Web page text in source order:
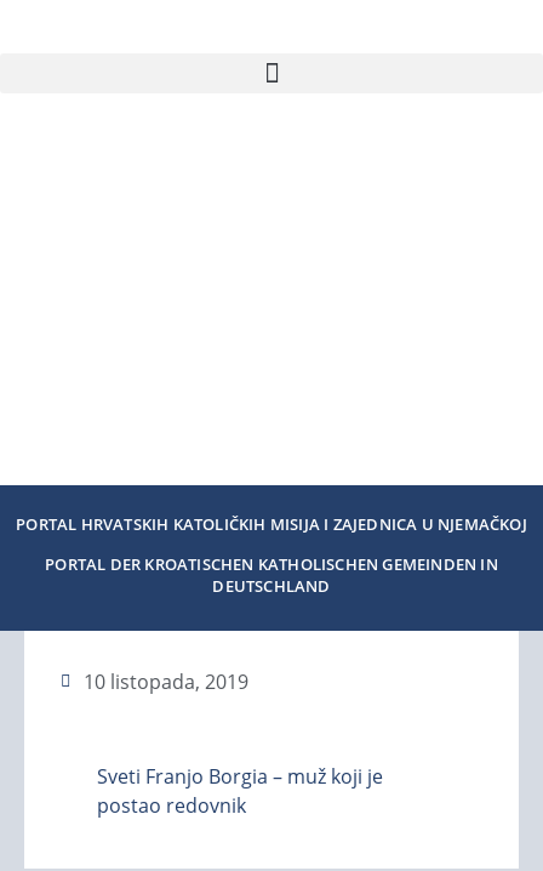
PORTAL HRVATSKIH KATOLIČKIH MISIJA I ZAJEDNICA U NJEMAČKOJ
PORTAL DER KROATISCHEN KATHOLISCHEN GEMEINDEN IN
DEUTSCHLAND
10 listopada, 2019
Sveti Franjo Borgia – muž koji je
postao redovnik